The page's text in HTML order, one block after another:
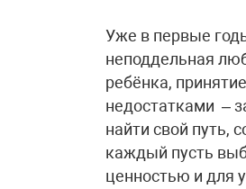
Уже в первые
неподдельная
ребёнка,
недостатками –
найти свой путь,
каждый пусть
ценностью и для